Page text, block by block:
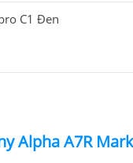
C1 Đen
Alpha A7R